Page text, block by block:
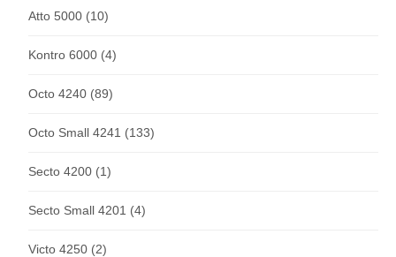
Atto 5000 (10)
Kontro 6000 (4)
Octo 4240 (89)
Octo Small 4241 (133)
Secto 4200 (1)
Secto Small 4201 (4)
Victo 4250 (2)